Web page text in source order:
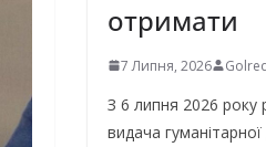
отримати
7 Липня, 2026
З 6 липня 2026 року
видача